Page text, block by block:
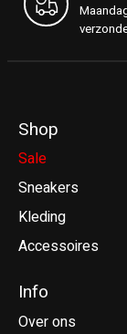
Shop
Sale
Sneakers
Kleding
Accessoires
Info
Over ons